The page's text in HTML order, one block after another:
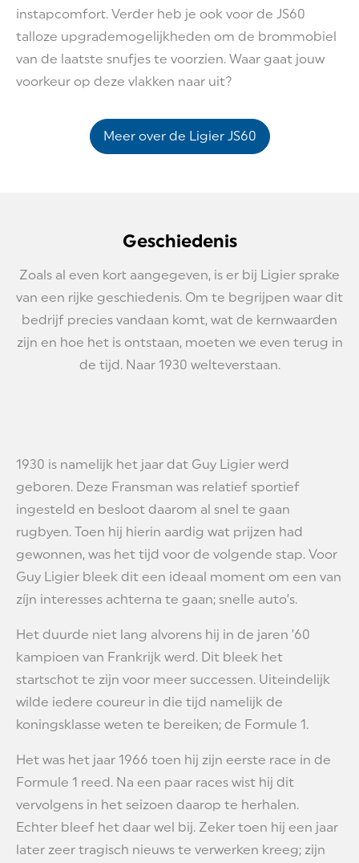
instapcomfort. Verder heb je ook voor de JS60
talloze upgrademogelijkheden om de brommobiel
van de laatste snufjes te voorzien. Waar gaat jouw
voorkeur op deze vlakken naar uit?
Meer over de Ligier JS60
Geschiedenis
Zoals al even kort aangegeven, is er bij Ligier sprake
van een rijke geschiedenis. Om te begrijpen waar dit
bedrijf precies vandaan komt, wat de kernwaarden
zijn en hoe het is ontstaan, moeten we even terug in
de tijd. Naar 1930 welteverstaan.
1930 is namelijk het jaar dat Guy Ligier werd
geboren. Deze Fransman was relatief sportief
ingesteld en besloot daarom al snel te gaan
rugbyen. Toen hij hierin aardig wat prijzen had
gewonnen, was het tijd voor de volgende stap. Voor
Guy Ligier bleek dit een ideaal moment om een van
zíjn interesses achterna te gaan; snelle auto’s.
Het duurde niet lang alvorens hij in de jaren ’60
kampioen van Frankrijk werd. Dit bleek het
startschot te zijn voor meer successen. Uiteindelijk
wilde iedere coureur in die tijd namelijk de
koningsklasse weten te bereiken; de Formule 1.
Het was het jaar 1966 toen hij zijn eerste race in de
Formule 1 reed. Na een paar races wist hij dit
vervolgens in het seizoen daarop te herhalen.
Echter bleef het daar wel bij. Zeker toen hij een jaar
later zeer tragisch nieuws te verwerken kreeg; zijn